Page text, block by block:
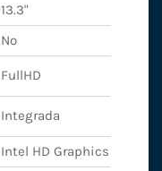
13.3"
No
FullHD
Integrada
Intel HD Graphics